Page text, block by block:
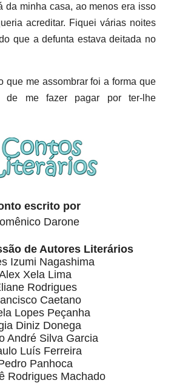
da minha casa, ao menos era isso
acreditar. Fiquei várias noites
que a defunta estava deitada no
que me assombrar foi a forma que
de me fazer pagar por ter-lhe
escrito por
Darone
de Autores Literários
Xela Lima
Rodrigues
Caetano
Lopes Peçanha
Diniz Donega
André Silva Garcia
Luís Ferreira
Panhoca
Rodrigues Machado